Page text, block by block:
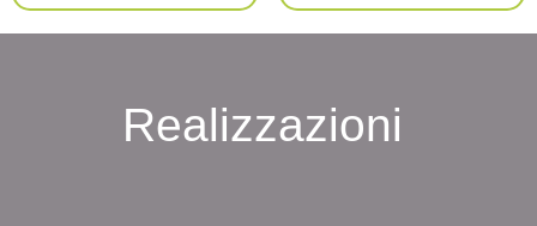
Realizzazioni